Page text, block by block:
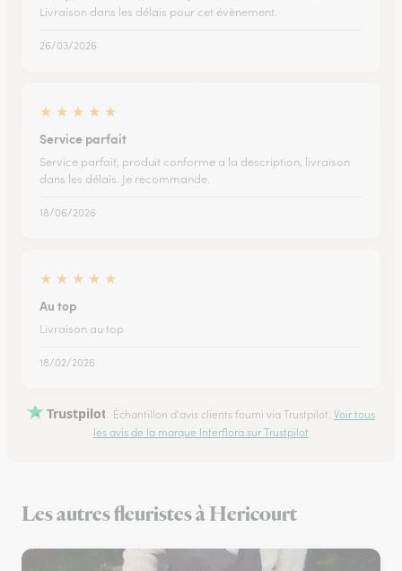
Livraison dans les délais pour cet évènement.
26/03/2026
★ ★ ★ ★ ★
Service parfait
Service parfait, produit conforme a la description, livraison
dans les délais. Je recommande.
18/06/2026
★ ★ ★ ★ ★
Au top
Livraison au top
18/02/2026
Trustpilot Échantillon d'avis clients fourni via Trustpilot. Voir tous
les avis de la marque Interflora sur Trustpilot
Les autres fleuristes à Hericourt